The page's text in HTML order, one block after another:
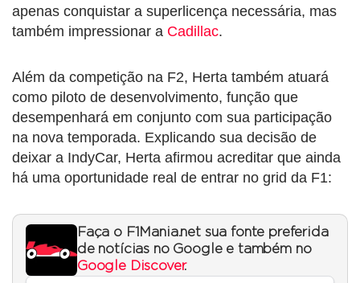
apenas conquistar a superlicença necessária, mas
também impressionar a Cadillac.
Além da competição na F2, Herta também atuará
como piloto de desenvolvimento, função que
desempenhará em conjunto com sua participação
na nova temporada. Explicando sua decisão de
deixar a IndyCar, Herta afirmou acreditar que ainda
há uma oportunidade real de entrar no grid da F1:
Faça o F1Mania.net sua fonte preferida
de notícias no Google e também no
Google Discover.